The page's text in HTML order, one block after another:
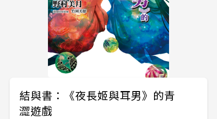
結與書：《夜長姬與耳男》的青
澀遊戲